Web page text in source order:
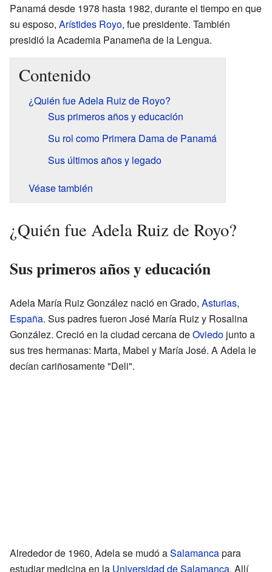
Panamá desde 1978 hasta 1982, durante el tiempo en que
su esposo, Arístides Royo, fue presidente. También
presidió la Academia Panameña de la Lengua.
Contenido
¿Quién fue Adela Ruiz de Royo?
Sus primeros años y educación
Su rol como Primera Dama de Panamá
Sus últimos años y legado
Véase también
¿Quién fue Adela Ruiz de Royo?
Sus primeros años y educación
Adela María Ruiz González nació en Grado, Asturias,
España. Sus padres fueron José María Ruiz y Rosalina
González. Creció en la ciudad cercana deOviedo junto a
sus tres hermanas: Marta, Mabel y María José. A Adela le
decían cariñosamente "Deli".
Alrededor de 1960, Adela se mudó aSalamancapara
estudiar medicina en la Universidad de Salamanca. Allí